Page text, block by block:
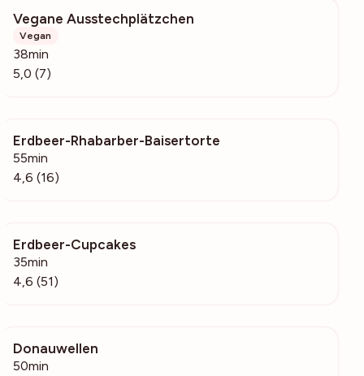
Vegane Ausstechplätzchen
Vegan
38min
5,0 (7)
Erdbeer-Rhabarber-Baisertorte
55min
4,6 (16)
Erdbeer-Cupcakes
35min
4,6 (51)
Donauwellen
50min